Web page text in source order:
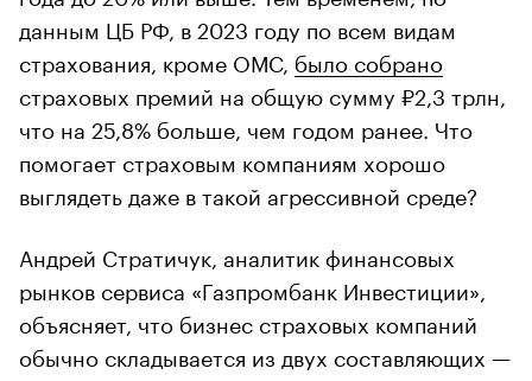
данным ЦБ РФ, в 2023 году по всем видам
страхования, кроме ОМС, было собрано
страховых премий на общую сумму ₽2,3 трлн,
что на 25,8% больше, чем годом ранее. Что
помогает страховым компаниям хорошо
выглядеть даже в такой агрессивной среде?
Андрей Стратичук, аналитик финансовых
рынков сервиса «Газпромбанк Инвестиции»,
объясняет, что бизнес страховых компаний
обычно складывается из двух составляющих —